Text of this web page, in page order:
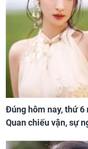
Đúng hôm nay, thứ
Quan chiếu vận, sự